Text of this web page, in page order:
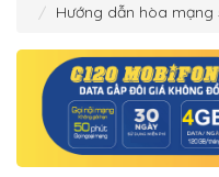
Hướng dẫn hòa mạng